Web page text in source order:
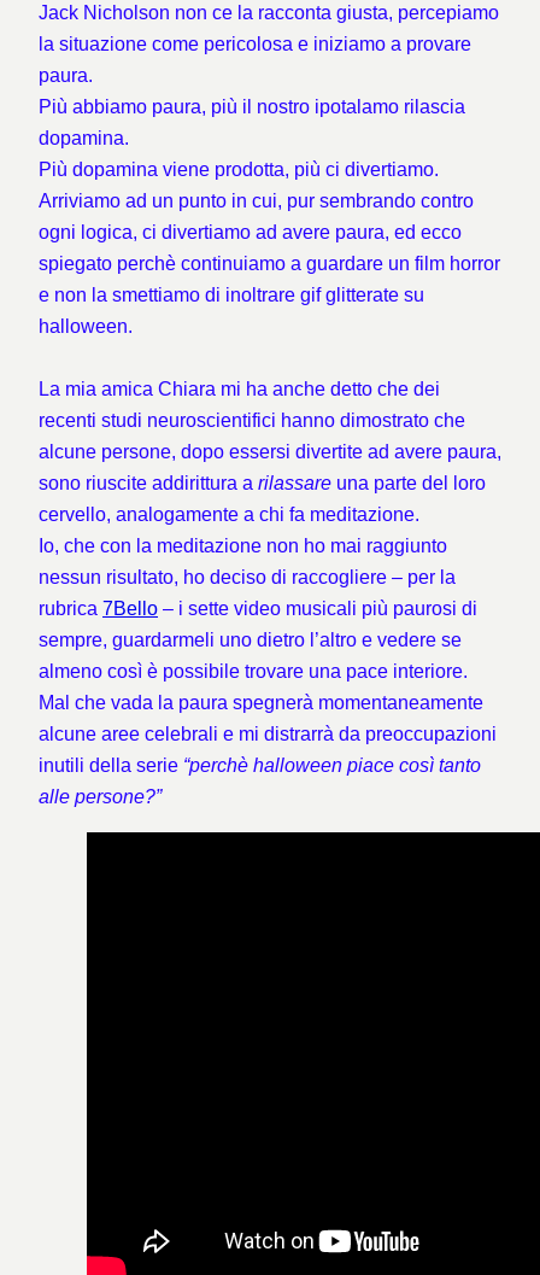
Jack Nicholson non ce la racconta giusta, percepiamo
la situazione come pericolosa e iniziamo a provare
paura.
Più abbiamo paura, più il nostro ipotalamo rilascia
dopamina.
Più dopamina viene prodotta, più ci divertiamo.
Arriviamo ad un punto in cui, pur sembrando contro
ogni logica, ci divertiamo ad avere paura, ed ecco
spiegato perchè continuiamo a guardare un film horror
e non la smettiamo di inoltrare gif glitterate su
halloween.
La mia amica Chiara mi ha anche detto che dei
recenti studi neuroscientifici hanno dimostrato che
alcune persone, dopo essersi divertite ad avere paura,
sono riuscite addirittura a rilassare una parte del loro
cervello, analogamente a chi fa meditazione.
Io, che con la meditazione non ho mai raggiunto
nessun risultato, ho deciso di raccogliere – per la
rubrica 7Bello – i sette video musicali più paurosi di
sempre, guardarmeli uno dietro l’altro e vedere se
almeno così è possibile trovare una pace interiore.
Mal che vada la paura spegnerà momentaneamente
alcune aree celebrali e mi distrarrà da preoccupazioni
inutili della serie “perchè halloween piace così tanto
alle persone?”